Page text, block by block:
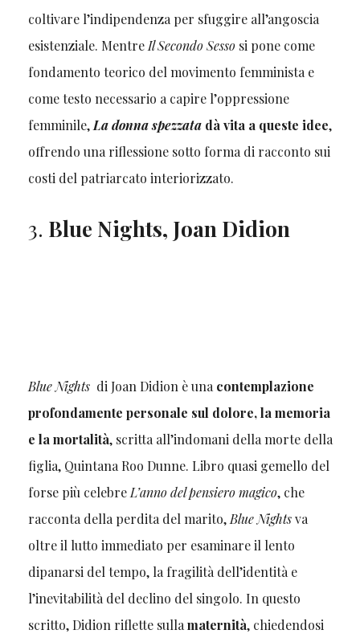
coltivare l’indipendenza per sfuggire all’angoscia
esistenziale. MentreIl Secondo Sessosi pone come
fondamento teorico del movimento femminista e
come testo necessario a capire l’oppressione
femminile,La donna spezzatadà vita a queste idee,
offrendo una riflessione sotto forma di racconto sui
costi del patriarcato interiorizzato.
3. Blue Nights, Joan Didion
Blue Nights di Joan Didion è unacontemplazione
profondamente personale sul dolore, la memoria
e la mortalità, scritta all’indomani della morte della
figlia, Quintana Roo Dunne. Libro quasi gemello del
forse più celebreL’anno del pensiero magico, che
racconta della perdita del marito,Blue Nightsva
oltre il lutto immediato per esaminare il lento
dipanarsi del tempo, la fragilità dell’identità e
l’inevitabilità del declino del singolo. In questo
scritto, Didion riflette sullamaternità, chiedendosi